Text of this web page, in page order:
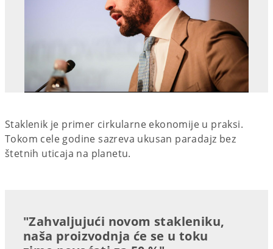
Staklenik je primer cirkularne ekonomije u praksi.
Tokom cele godine sazreva ukusan paradajz bez
štetnih uticaja na planetu.
"Zahvaljujući novom stakleniku,
naša proizvodnja će se u toku